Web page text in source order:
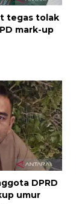
tegas tolak
mark-up
DPRD
umur